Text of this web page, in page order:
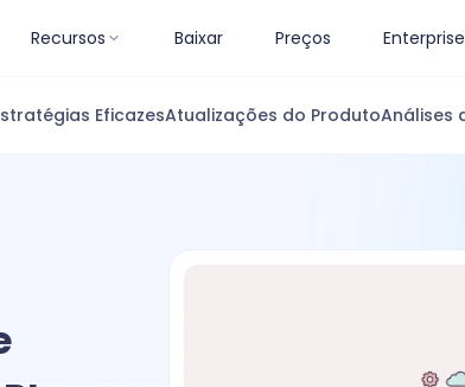
Recursos Baixar Preços Enterprise
EficazesAtualizações do ProdutoAnálises